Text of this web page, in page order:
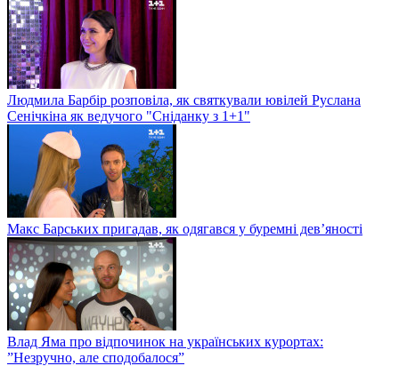
Людмила Барбір розповіла, як святкували ювілей Руслана
Сенічкіна як ведучого "Сніданку з 1+1"
Макс Барських пригадав, як одягався у буремні дев’яності
Влад Яма про відпочинок на українських курортах:
”Незручно, але сподобалося”